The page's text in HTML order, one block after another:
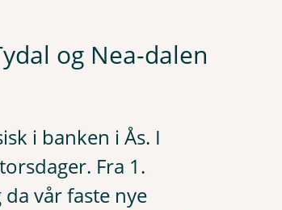
og Nea-dalen
i banken i Ås. I
Fra 1.
vår faste nye